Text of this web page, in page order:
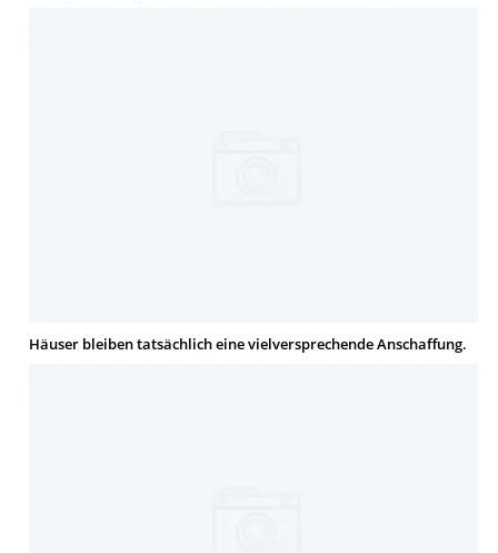
Häuser bleiben tatsächlich eine vielversprechende Anschaffung.